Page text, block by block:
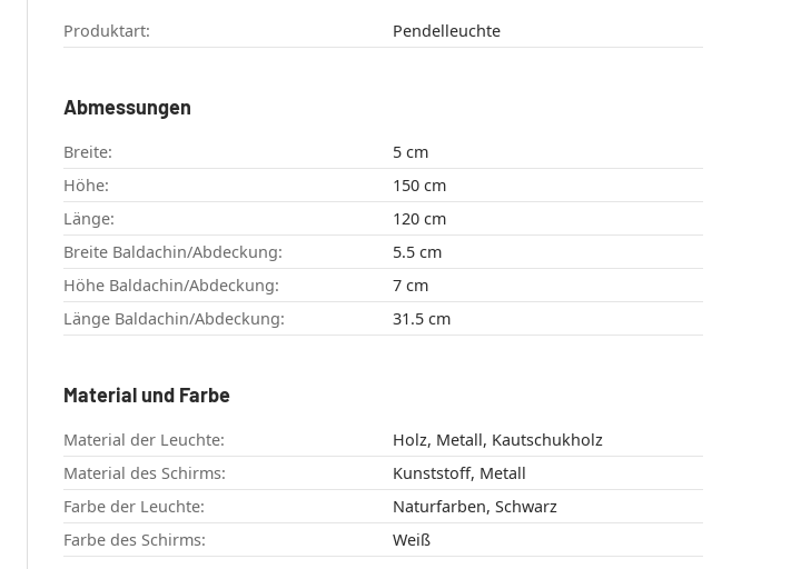
Produktart: Pendelleuchte
Abmessungen
Breite:
5 cm
Höhe:
150 cm
Länge:
120 cm
Breite Baldachin/Abdeckung:
5.5 cm
Höhe Baldachin/Abdeckung:
7 cm
Länge Baldachin/Abdeckung:
31.5 cm
Material und Farbe
Material der Leuchte:
Holz, Metall, Kautschukholz
Material des Schirms:
Kunststoff, Metall
Farbe der Leuchte:
Naturfarben, Schwarz
Farbe des Schirms:
Weiß